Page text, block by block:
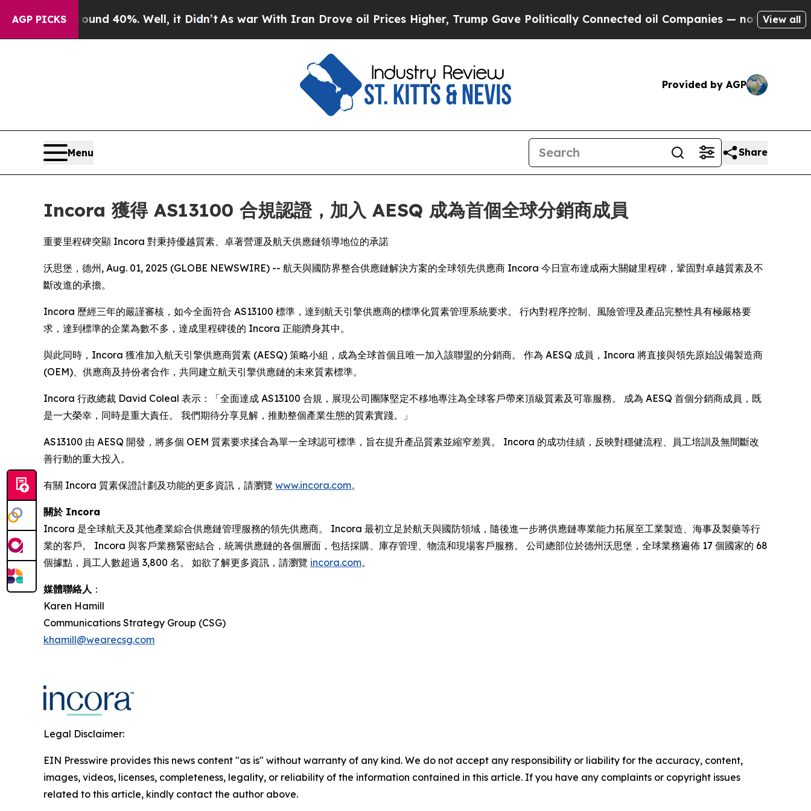
AGP PICKS
Around 40%. Well, it Didn’t As war With Iran Drove oil Prices Higher, Trump Gave Politically Connected oil Companies — not Taxpayers —
View all
Provided by AGP
Menu Share
Incora 獲得 AS13100 合規認證，加入 AESQ 成為首個全球分銷商成員
重要里程碑突顯 Incora 對秉持優越質素、卓著營運及航天供應鏈領導地位的承諾
沃思堡，德州, Aug. 01, 2025 (GLOBE NEWSWIRE) -- 航天與國防界整合供應鏈解決方案的全球領先供應商 Incora 今日宣布達成兩大關鍵里程碑，鞏固對卓越質素及不
斷改進的承擔。
Incora 歷經三年的嚴謹審核，如今全面符合 AS13100 標準，達到航天引擎供應商的標準化質素管理系統要求。 行內對程序控制、風險管理及產品完整性具有極嚴格要
求，達到標準的企業為數不多，達成里程碑後的 Incora 正能躋身其中。
與此同時，Incora 獲准加入航天引擎供應商質素 (AESQ) 策略小組，成為全球首個且唯一加入該聯盟的分銷商。 作為 AESQ 成員，Incora 將直接與領先原始設備製造商
(OEM)、供應商及持份者合作，共同建立航天引擎供應鏈的未來質素標準。
Incora 行政總裁 David Coleal 表示：「全面達成 AS13100 合規，展現公司團隊堅定不移地專注為全球客戶帶來頂級質素及可靠服務。 成為 AESQ 首個分銷商成員，既
是一大榮幸，同時是重大責任。 我們期待分享見解，推動整個產業生態的質素實踐。」
AS13100 由 AESQ 開發，將多個 OEM 質素要求揉合為單一全球認可標準，旨在提升產品質素並縮窄差異。 Incora 的成功佳績，反映對穩健流程、員工培訓及無間斷改
善行動的重大投入。
有關 Incora 質素保證計劃及功能的更多資訊，請瀏覽 www.incora.com。
關於 Incora
Incora 是全球航天及其他產業綜合供應鏈管理服務的領先供應商。 Incora 最初立足於航天與國防領域，隨後進一步將供應鏈專業能力拓展至工業製造、海事及製藥等行
業的客戶。 Incora 與客戶業務緊密結合，統籌供應鏈的各個層面，包括採購、庫存管理、物流和現場客戶服務。 公司總部位於德州沃思堡，全球業務遍佈 17 個國家的 68
個據點，員工人數超過 3,800 名。 如欲了解更多資訊，請瀏覽 incora.com。
媒體聯絡人 ：
Karen Hamill
Communications Strategy Group (CSG)
khamill@wearecsg.com
Legal Disclaimer:
EIN Presswire provides this news content "as is" without warranty of any kind. We do not accept any responsibility or liability for the accuracy, content,
images, videos, licenses, completeness, legality, or reliability of the information contained in this article. If you have any complaints or copyright issues
related to this article, kindly contact the author above.